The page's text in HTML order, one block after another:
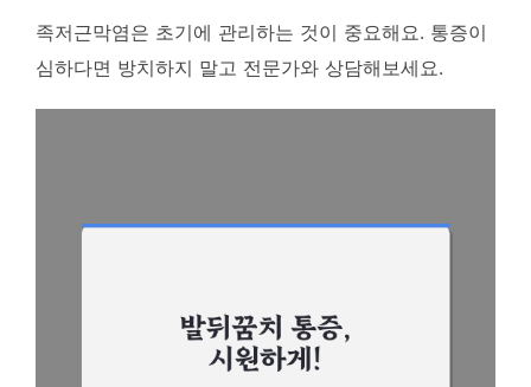
족저근막염은 초기에 관리하는 것이 중요해요. 통증이
심하다면 방치하지 말고 전문가와 상담해보세요.